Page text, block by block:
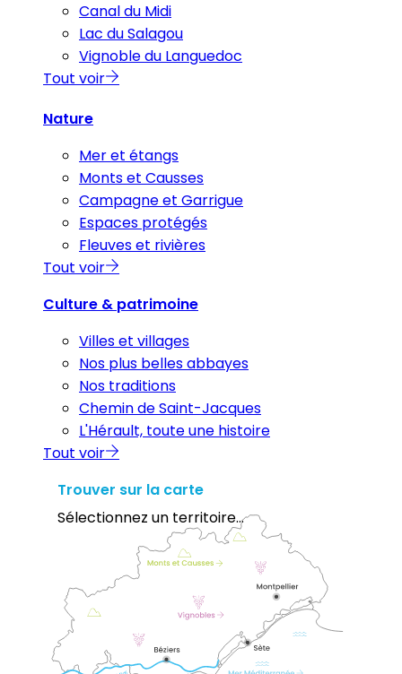
Canal du Midi
Lac du Salagou
Vignoble du Languedoc
Tout voir
Nature
Mer et étangs
Monts et Causses
Campagne et Garrigue
Espaces protégés
Fleuves et rivières
Tout voir
Culture & patrimoine
Villes et villages
Nos plus belles abbayes
Nos traditions
Chemin de Saint-Jacques
L'Hérault, toute une histoire
Tout voir
Trouver sur la carte
Sélectionnez un territoire...